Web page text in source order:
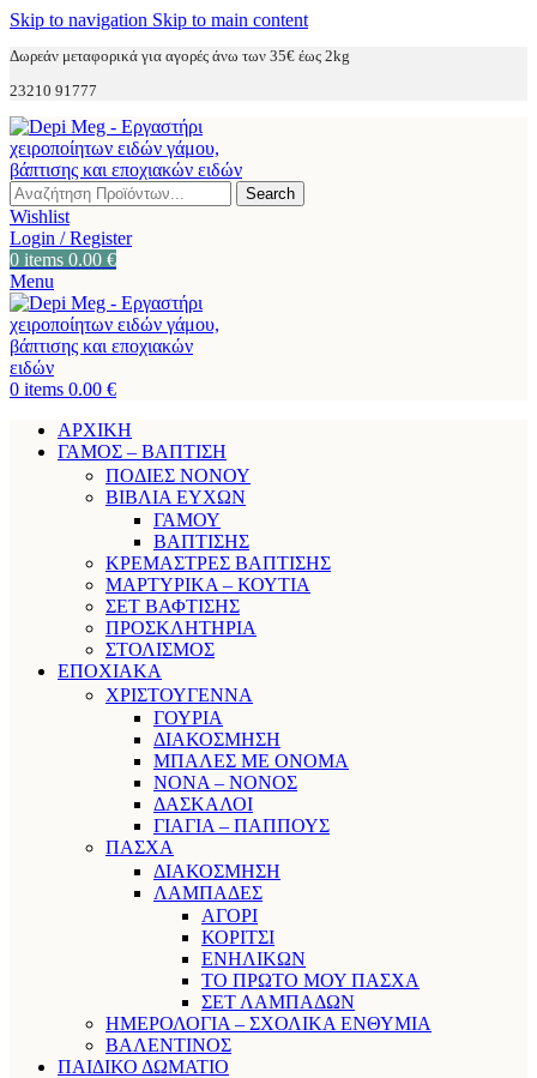
Skip to navigation Skip to main content
Δωρεάν μεταφορικά για αγορές άνω των 35€ έως 2kg
23210 91777
Search
Wishlist
Login / Register
0 items 0.00 €
Menu
0 items 0.00 €
ΑΡΧΙΚΗ
ΓΑΜΟΣ – ΒΑΠΤΙΣΗ
ΠΟΔΙΕΣ ΝΟΝΟΥ
ΒΙΒΛΙΑ ΕΥΧΩΝ
ΓΑΜΟΥ
ΒΑΠΤΙΣΗΣ
ΚΡΕΜΑΣΤΡΕΣ ΒΑΠΤΙΣΗΣ
ΜΑΡΤΥΡΙΚΑ – ΚΟΥΤΙΑ
ΣΕΤ ΒΑΦΤΙΣΗΣ
ΠΡΟΣΚΛΗΤΗΡΙΑ
ΣΤΟΛΙΣΜΟΣ
ΕΠΟΧΙΑΚΑ
ΧΡΙΣΤΟΥΓΕΝΝΑ
ΓΟΥΡΙΑ
ΔΙΑΚΟΣΜΗΣΗ
ΜΠΑΛΕΣ ΜΕ ΟΝΟΜΑ
ΝΟΝΑ – ΝΟΝΟΣ
ΔΑΣΚΑΛΟΙ
ΓΙΑΓΙΑ – ΠΑΠΠΟΥΣ
ΠΑΣΧΑ
ΔΙΑΚΟΣΜΗΣΗ
ΛΑΜΠΑΔΕΣ
ΑΓΟΡΙ
ΚΟΡΙΤΣΙ
ΕΝΗΛΙΚΩΝ
ΤΟ ΠΡΩΤΟ ΜΟΥ ΠΑΣΧΑ
ΣΕΤ ΛΑΜΠΑΔΩΝ
ΗΜΕΡΟΛΟΓΙΑ – ΣΧΟΛΙΚΑ ΕΝΘΥΜΙΑ
ΒΑΛΕΝΤΙΝΟΣ
ΠΑΙΔΙΚΟ ΔΩΜΑΤΙΟ